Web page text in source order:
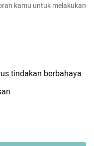
kamu untuk melakukan
tindakan berbahaya